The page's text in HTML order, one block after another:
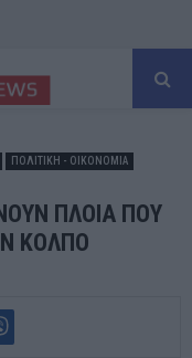
ΠΟΛΙΤΙΚΗ - ΟΙΚΟΝΟΜΙΑ
ΠΛΟΙΑ ΠΟΥ
ΚΟΛΠΟ